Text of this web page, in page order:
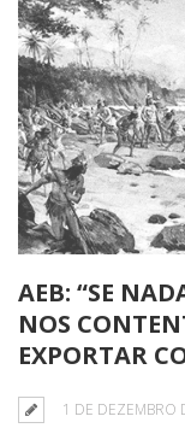
AEB: “SE
NOS
EXPORTAR
1 DE DEZEMBRO